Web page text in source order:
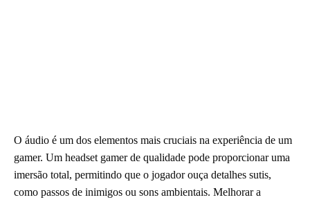
O áudio é um dos elementos mais cruciais na experiência de um
gamer. Um headset gamer de qualidade pode proporcionar uma
imersão total, permitindo que o jogador ouça detalhes sutis,
como passos de inimigos ou sons ambientais. Melhorar a